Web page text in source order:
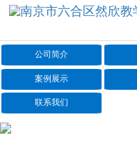
公司简介
案例展示
联系我们